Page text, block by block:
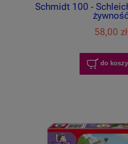
Schmidt 100 -
żywność
58,00 zł
do